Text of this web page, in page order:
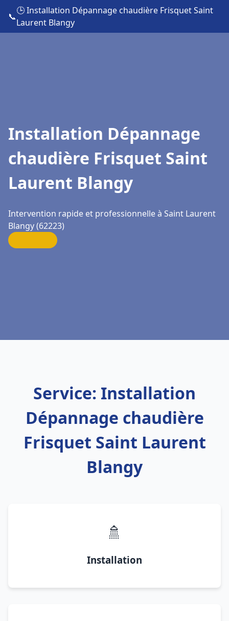
📞
🕒 Installation Dépannage chaudière Frisquet Saint
Laurent Blangy
Installation Dépannage
chaudière Frisquet Saint
Laurent Blangy
Intervention rapide et professionnelle à Saint Laurent
Blangy (62223)
Service: Installation
Dépannage chaudière
Frisquet Saint Laurent
Blangy
🚿
Installation